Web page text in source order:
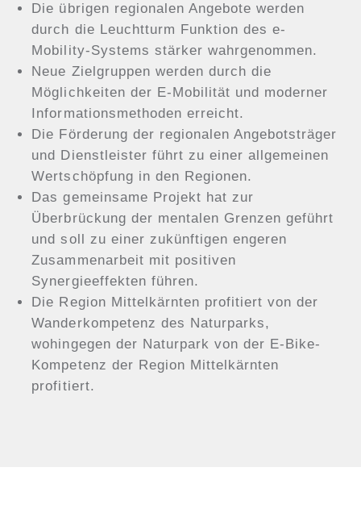
Die übrigen regionalen Angebote werden
durch die Leuchtturm Funktion des e-
Mobility-Systems stärker wahrgenommen.
Neue Zielgruppen werden durch die
Möglichkeiten der E-Mobilität und moderner
Informationsmethoden erreicht.
Die Förderung der regionalen Angebotsträger
und Dienstleister führt zu einer allgemeinen
Wertschöpfung in den Regionen.
Das gemeinsame Projekt hat zur
Überbrückung der mentalen Grenzen geführt
und soll zu einer zukünftigen engeren
Zusammenarbeit mit positiven
Synergieeffekten führen.
Die Region Mittelkärnten profitiert von der
Wanderkompetenz des Naturparks,
wohingegen der Naturpark von der E-Bike-
Kompetenz der Region Mittelkärnten
profitiert.